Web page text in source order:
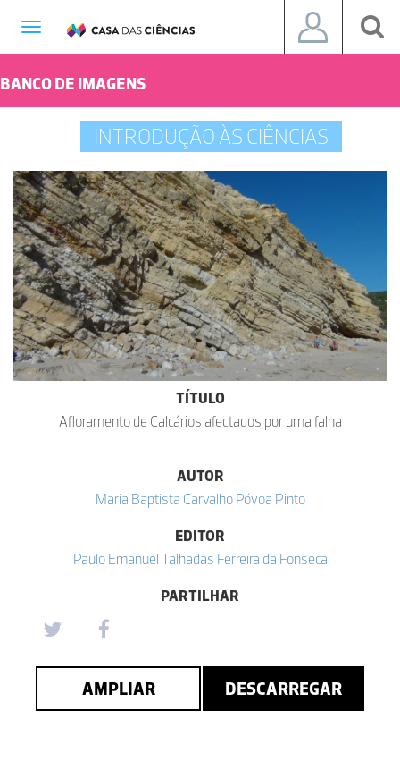
Toggle
BANCO DE IMAGENS
INTRODUÇÃO ÀS CIÊNCIAS
TÍTULO
Afloramento de Calcários afectados por uma falha
AUTOR
Maria Baptista Carvalho Póvoa Pinto
EDITOR
Paulo Emanuel Talhadas Ferreira da Fonseca
PARTILHAR
AMPLIAR DESCARREGAR